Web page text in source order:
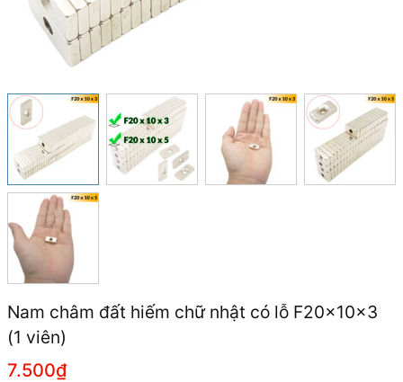
Nam châm đất hiếm chữ nhật có lỗ F20x10x3
(1 viên)
7.500₫